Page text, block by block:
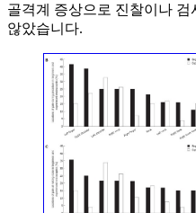
골격계 증상으로 진찰이나 검
않았습니다.